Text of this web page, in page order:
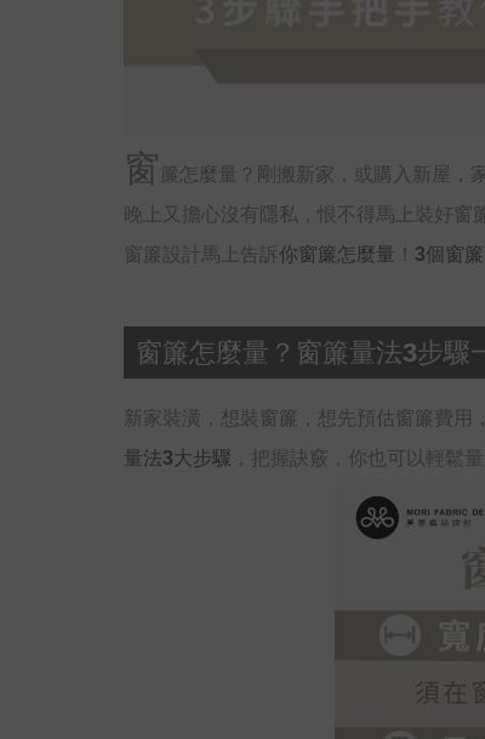
窗簾怎麼量？剛搬新家，或購入新屋，
晚上又擔心沒有隱私，恨不得馬上裝好窗
窗簾設計馬上告訴你窗簾怎麼量 ！ 3個窗
窗簾怎麼量？窗簾量法3步驟
新家裝潢，想裝窗簾，想先預估窗簾費用
量法3大步驟 ，把握訣竅，你也可以輕鬆